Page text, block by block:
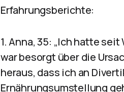
Erfahrungsberichte:
1. Anna, 35: „Ich hatte
war besorgt über die
heraus, dass ich an
Ernährungsumstellung